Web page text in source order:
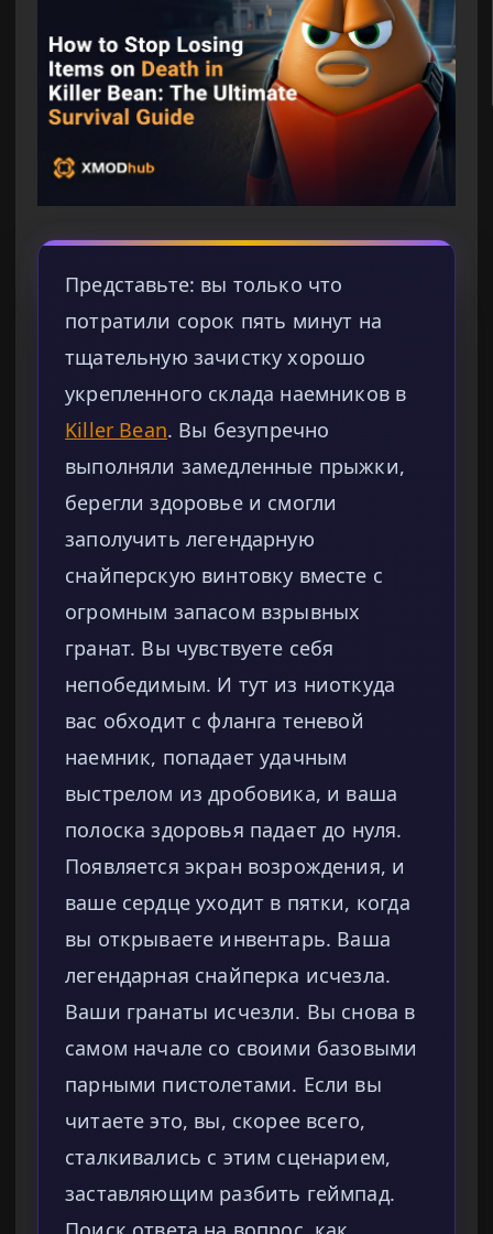
Представьте: вы только что
потратили сорок пять минут на
тщательную зачистку хорошо
укрепленного склада наемников в
Killer Bean. Вы безупречно
выполняли замедленные прыжки,
берегли здоровье и смогли
заполучить легендарную
снайперскую винтовку вместе с
огромным запасом взрывных
гранат. Вы чувствуете себя
непобедимым. И тут из ниоткуда
вас обходит с фланга теневой
наемник, попадает удачным
выстрелом из дробовика, и ваша
полоска здоровья падает до нуля.
Появляется экран возрождения, и
ваше сердце уходит в пятки, когда
вы открываете инвентарь. Ваша
легендарная снайперка исчезла.
Ваши гранаты исчезли. Вы снова в
самом начале со своими базовыми
парными пистолетами. Если вы
читаете это, вы, скорее всего,
сталкивались с этим сценарием,
заставляющим разбить геймпад.